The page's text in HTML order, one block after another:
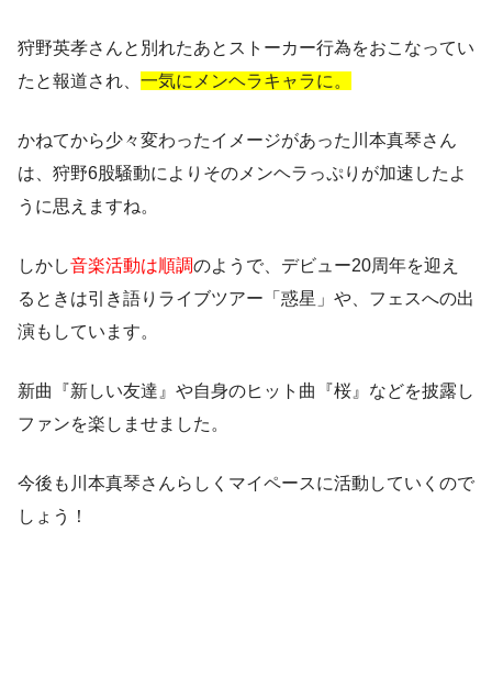
狩野英孝さんと別れたあとストーカー行為をおこなってい
たと報道され、 一気にメンヘラキャラに。
かねてから少々変わったイメージがあった川本真琴さん
は、狩野6股騒動によりそのメンヘラっぷりが加速したよ
うに思えますね。
しかし音楽活動は順調のようで、デビュー20周年を迎え
るときは引き語りライブツアー「惑星」や、フェスへの出
演もしています。
新曲『新しい友達』や自身のヒット曲『桜』などを披露し
ファンを楽しませました。
今後も川本真琴さんらしくマイペースに活動していくので
しょう！